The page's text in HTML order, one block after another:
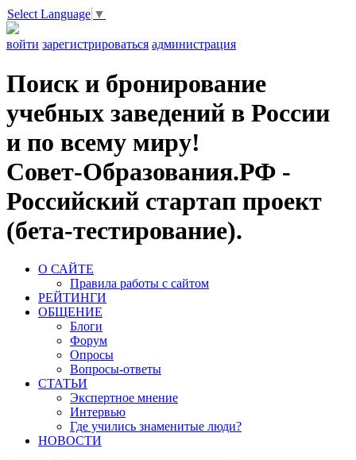
Select Language ▼
войти зарегистрироваться администрация
Поиск и бронирование
учебных заведений в России
и по всему миру!
Совет-Образования.РФ -
Российский стартап проект
(бета-тестирование).
О САЙТЕ
Правила работы с сайтом
РЕЙТИНГИ
ОБЩЕНИЕ
Блоги
Форум
Опросы
Вопросы-ответы
СТАТЬИ
Экспертное мнение
Интервью
Где учились знаменитые люди?
НОВОСТИ